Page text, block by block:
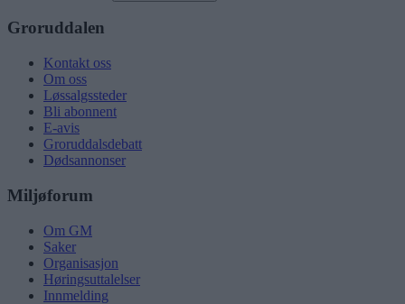
Groruddalen
Kontakt oss
Om oss
Løssalgssteder
Bli abonnent
E-avis
Groruddalsdebatt
Dødsannonser
Miljøforum
Om GM
Saker
Organisasjon
Høringsuttalelser
Innmelding